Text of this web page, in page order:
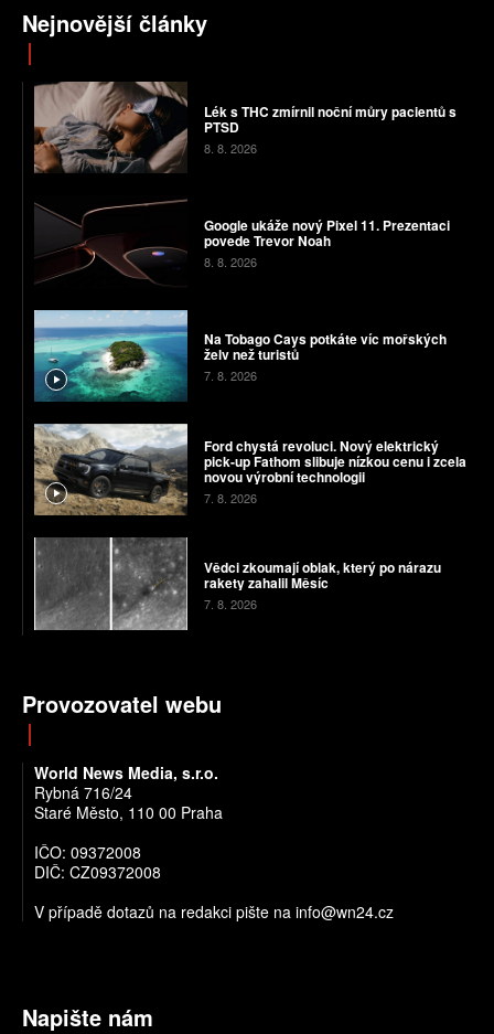
Nejnovější články
Lék s THC zmírnil noční můry pacientů s
PTSD
8. 8. 2026
Google ukáže nový Pixel 11. Prezentaci
povede Trevor Noah
8. 8. 2026
Na Tobago Cays potkáte víc mořských
želv než turistů
7. 8. 2026
Ford chystá revoluci. Nový elektrický
pick-up Fathom slibuje nízkou cenu i zcela
novou výrobní technologii
7. 8. 2026
Vědci zkoumají oblak, který po nárazu
rakety zahalil Měsíc
7. 8. 2026
Provozovatel webu
World News Media, s.r.o.
Rybná 716/24
Staré Město, 110 00 Praha
IČO: 09372008
DIČ: CZ09372008
V případě dotazů na redakci pište na info@wn24.cz
Napište nám